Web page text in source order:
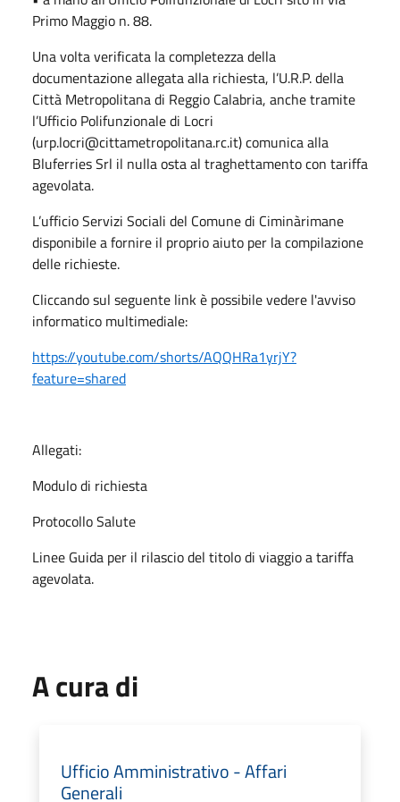
Primo Maggio n. 88.
Una volta verificata la completezza della
documentazione allegata alla richiesta, l’U.R.P. della
Città Metropolitana di Reggio Calabria, anche tramite
l’Ufficio Polifunzionale di Locri
(urp.locri@cittametropolitana.rc.it) comunica alla
Bluferries Srl il nulla osta al traghettamento con tariffa
agevolata.
L’ufficio Servizi Sociali del Comune di Ciminàrimane
disponibile a fornire il proprio aiuto per la compilazione
delle richieste.
Cliccando sul seguente link è possibile vedere l'avviso
informatico multimediale:
https://youtube.com/shorts/AQQHRa1yrjY?
feature=shared
Allegati:
Modulo di richiesta
Protocollo Salute
Linee Guida per il rilascio del titolo di viaggio a tariffa
agevolata.
A cura di
Ufficio Amministrativo - Affari
Generali